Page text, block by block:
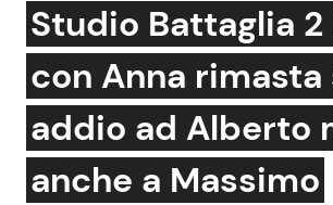
News e Cronaca
Attualità Italiana
Dal Mondo
Bellezze
Coppie
Studio Battaglia
con Anna rimasta
addio ad Alberto
anche a Massimo